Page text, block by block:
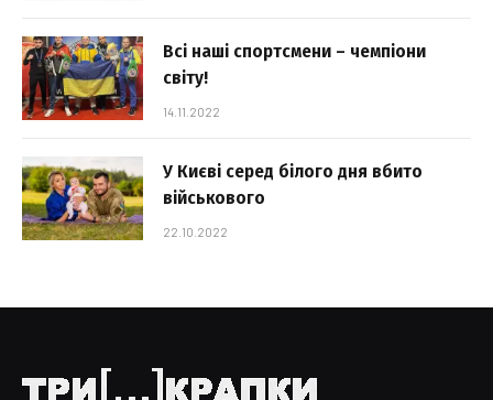
Всі наші спортсмени – чемпіони
світу!
14.11.2022
У Києві серед білого дня вбито
військового
22.10.2022